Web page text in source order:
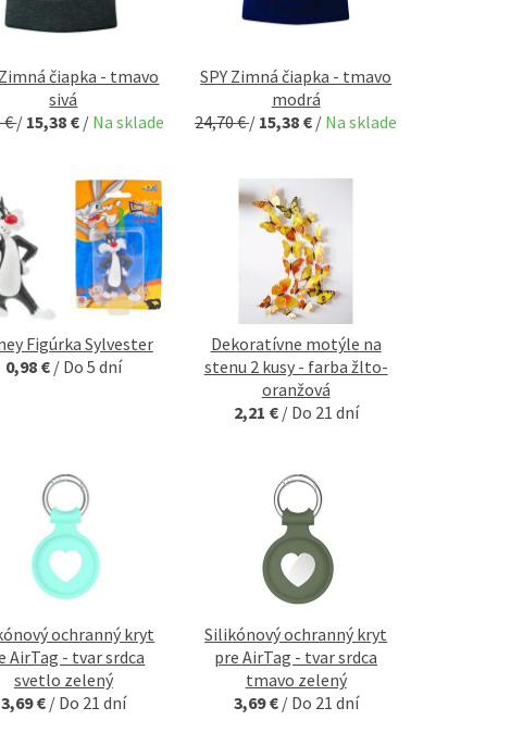
Zimná čiapka - tmavo
sivá
€/ 15,38 € / Na sklade
SPY Zimná čiapka - tmavo
modrá
24,70 €/ 15,38 € / Na sklade
Figúrka Sylvester
0,98 € / Do 5 dní
Dekoratívne motýle na
stenu 2 kusy - farba žlto-
oranžová
2,21 € / Do 21 dní
ochranný kryt
AirTag - tvar srdca
svetlo zelený
3,69 € / Do 21 dní
Silikónový ochranný kryt
pre AirTag - tvar srdca
tmavo zelený
3,69 € / Do 21 dní